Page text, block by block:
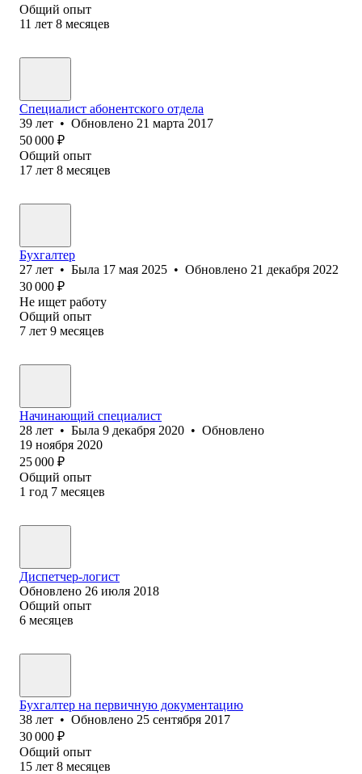
Общий опыт
11 лет 8 месяцев
Специалист абонентского отдела
39 лет • Обновлено 21 марта 2017
50 000 ₽
Общий опыт
17 лет 8 месяцев
Бухгалтер
27 лет • Была 17 мая 2025 • Обновлено 21 декабря 2022
30 000 ₽
Не ищет работу
Общий опыт
7 лет 9 месяцев
Начинающий специалист
28 лет • Была 9 декабря 2020 • Обновлено
19 ноября 2020
25 000 ₽
Общий опыт
1 год 7 месяцев
Диспетчер-логист
Обновлено 26 июля 2018
Общий опыт
6 месяцев
Бухгалтер на первичную документацию
38 лет • Обновлено 25 сентября 2017
30 000 ₽
Общий опыт
15 лет 8 месяцев